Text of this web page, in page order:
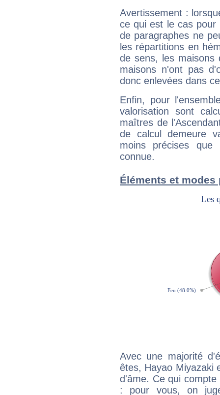
Avertissement :
ce qui est le cas pour
de paragraphes ne
les répartitions en
de sens, les maisons
maisons n'ont pas
donc enlevées dans
Enfin, pour
valorisation sont
maîtres de
de calcul demeure
moins précises que
connue.
Éléments et modes
Avec une majorité
êtes, Hayao Miyazaki
d'âme. Ce qui
: pour vous, on